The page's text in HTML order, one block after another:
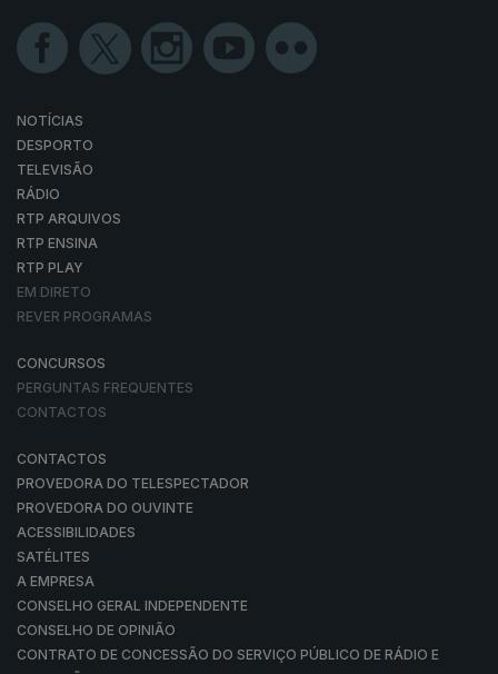
NOTÍCIAS
DESPORTO
TELEVISÃO
RÁDIO
RTP ARQUIVOS
RTP ENSINA
RTP PLAY
EM DIRETO
REVER PROGRAMAS
CONCURSOS
PERGUNTAS FREQUENTES
CONTACTOS
CONTACTOS
PROVEDORA DO TELESPECTADOR
PROVEDORA DO OUVINTE
ACESSIBILIDADES
SATÉLITES
A EMPRESA
CONSELHO GERAL INDEPENDENTE
CONSELHO DE OPINIÃO
CONTRATO DE CONCESSÃO DO SERVIÇO PÚBLICO DE RÁDIO E